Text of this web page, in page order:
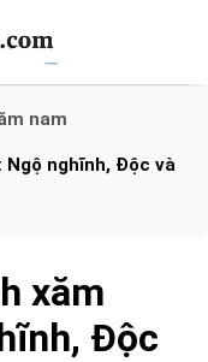
nam
Ngộ nghĩnh, Độc và
xăm
Độc